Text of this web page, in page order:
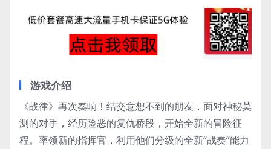
游戏介绍
《战律》再次奏响！结交意想不到的朋友，面对神秘莫
测的对手，经历险恶的复仇桥段，开始全新的冒险征
程。率领新的指挥官，利用他们分级的全新“战奏”能力